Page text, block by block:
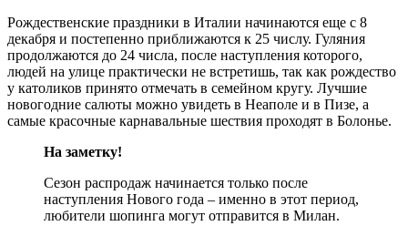
Рождественские праздники в Италии начинаются еще с 8
декабря и постепенно приближаются к 25 числу. Гуляния
продолжаются до 24 числа, после наступления которого,
людей на улице практически не встретишь, так как рождество
у католиков принято отмечать в семейном кругу. Лучшие
новогодние салюты можно увидеть в Неаполе и в Пизе, а
самые красочные карнавальные шествия проходят в Болонье.
На заметку!
Сезон распродаж начинается только после
наступления Нового года – именно в этот период,
любители шопинга могут отправится в Милан.